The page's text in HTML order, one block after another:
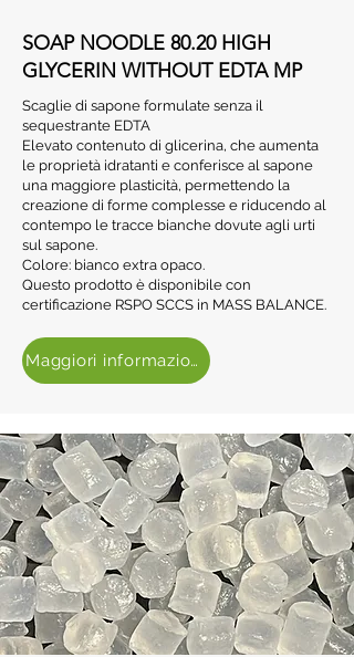
SOAP NOODLE 80.20 HIGH
GLYCERIN WITHOUT EDTA MP
Scaglie di sapone formulate senza il
sequestrante EDTA
Elevato contenuto di glicerina, che aumenta
le proprietà idratanti e conferisce al sapone
una maggiore plasticità, permettendo la
creazione di forme complesse e riducendo al
contempo le tracce bianche dovute agli urti
sul sapone.
Colore: bianco extra opaco.
Questo prodotto è disponibile con
certificazione RSPO SCCS in MASS BALANCE.
Maggiori informazioni